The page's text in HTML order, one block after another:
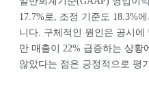
17.7%로, 조정 기준도 18.3%
니다. 구체적인 원인은 공시
만 매출이 22% 급증하는 상황
않았다는 점은 긍정적으로 평